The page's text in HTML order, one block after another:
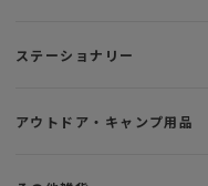
ステーショナリー
アウトドア・キャンプ用品